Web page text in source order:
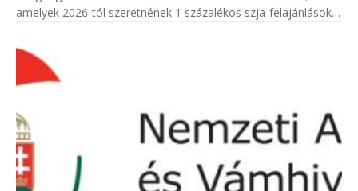
amelyek 2026-tól szeretnének 1 százalékos szja-felajánlásokat